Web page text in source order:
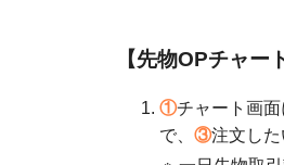
【先物OPチャー
①チャート画面
で、 ③注文した